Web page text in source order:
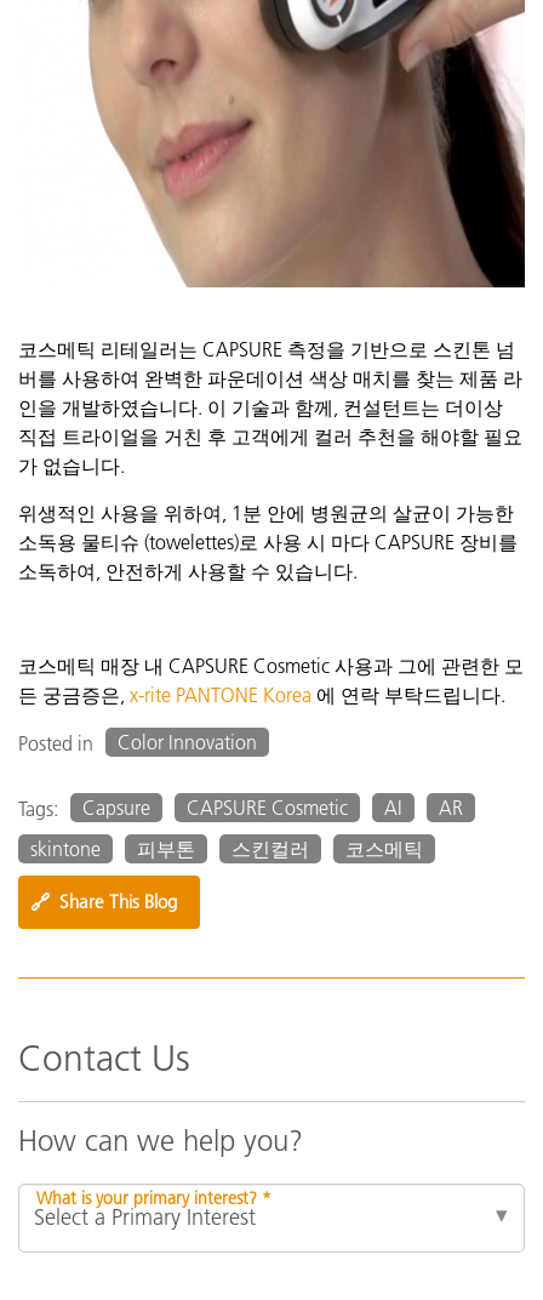
코스메틱 리테일러는 CAPSURE 측정을 기반으로 스킨톤 넘
버를 사용하여 완벽한 파운데이션 색상 매치를 찾는 제품 라
인을 개발하였습니다. 이 기술과 함께, 컨설턴트는 더이상
직접 트라이얼을 거친 후 고객에게 컬러 추천을 해야할 필요
가 없습니다.
위생적인 사용을 위하여, 1 분 안에 병원균의 살균이 가능한
소독용 물티슈 (towelettes)로 사용 시 마다 CAPSURE 장비를
소독하여, 안전하게 사용할 수 있습니다.
코스메틱 매장 내 CAPSURE Cosmetic 사용과 그에 관련한 모
든 궁금증은, x-rite PANTONE Korea 에 연락 부탁드립니다.
Posted in
Color Innovation
Tags: Capsure CAPSURE Cosmetic AI
AR
skintone
피부톤 스킨컬러 코스메틱
🔗 Share This Blog
Contact Us
How can we help you?
What is your primary interest? *